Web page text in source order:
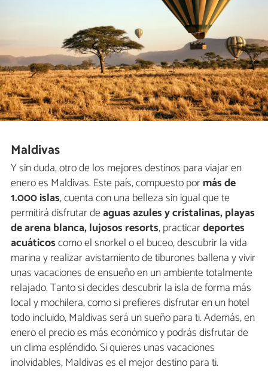
Maldivas
Y sin duda, otro de los mejores destinos para viajar en
enero es Maldivas. Este país, compuesto pormás de
1.000 islas, cuenta con una belleza sin igual que te
permitirá disfrutar deaguas azules y cristalinas, playas
de arena blanca, lujosos resorts, practicardeportes
acuáticoscomo el snorkel o el buceo, descubrir la vida
marina y realizar avistamiento de tiburones ballena y vivir
unas vacaciones de ensueño en un ambiente totalmente
relajado. Tanto si decides descubrir la isla de forma más
local y mochilera, como si prefieres disfrutar en un hotel
todo incluido, Maldivas será un sueño para ti. Además, en
enero el precio es más económico y podrás disfrutar de
un clima espléndido. Si quieres unas vacaciones
inolvidables, Maldivas es el mejor destino para ti.